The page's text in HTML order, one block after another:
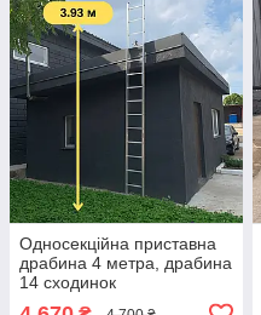
Односекційна приставна
драбина 4 метра, драбина
14 сходинок